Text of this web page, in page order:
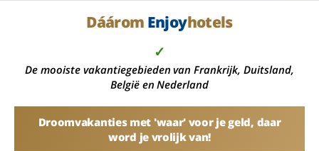
Dáárom Enjoyhotels
✓
De mooiste vakantiegebieden van Frankrijk, Duitsland,
België en Nederland
Droomvakanties met 'waar' voor je geld, daar
word je vrolijk van!